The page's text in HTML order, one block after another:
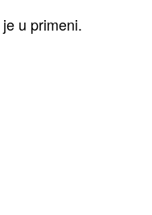
u primeni.